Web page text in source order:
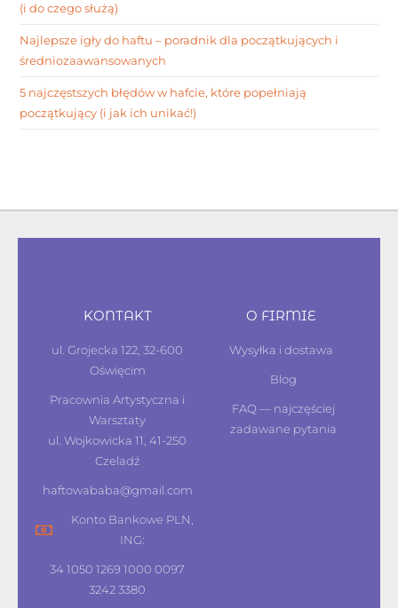
(i do czego służą)
Najlepsze igły do haftu – poradnik dla początkujących i
średniozaawansowanych
5 najczęstszych błędów w hafcie, które popełniają
początkujący (i jak ich unikać!)
KONTAKT
ul. Grojecka 122, 32-600
Oświęcim
Pracownia Artystyczna i
Warsztaty
ul. Wojkowicka 11, 41-250
Czeladź
haftowababa@gmail.com
Konto Bankowe PLN,
ING:
34 1050 1269 1000 0097
3242 3380
O FIRMIE
Wysyłka i dostawa
Blog
FAQ — najczęściej
zadawane pytania